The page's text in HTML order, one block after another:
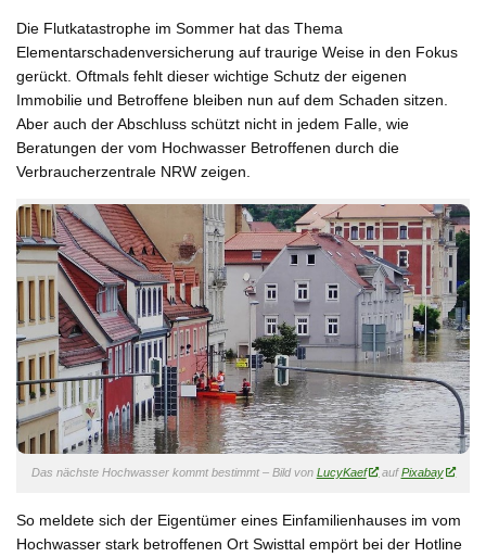
Die Flutkatastrophe im Sommer hat das Thema
Elementarschadenversicherung auf traurige Weise in den Fokus
gerückt. Oftmals fehlt dieser wichtige Schutz der eigenen
Immobilie und Betroffene bleiben nun auf dem Schaden sitzen.
Aber auch der Abschluss schützt nicht in jedem Falle, wie
Beratungen der vom Hochwasser Betroffenen durch die
Verbraucherzentrale NRW zeigen.
Das nächste Hochwasser kommt bestimmt – Bild von LucyKaef aufPixabay
So meldete sich der Eigentümer eines Einfamilienhauses im vom
Hochwasser stark betroffenen Ort Swisttal empört bei der Hotline